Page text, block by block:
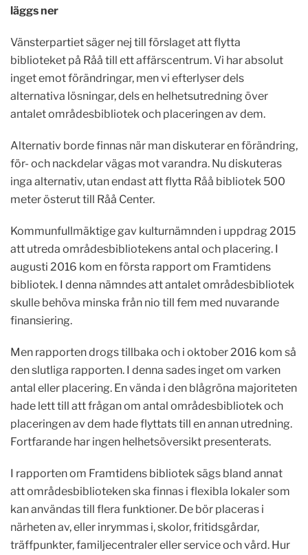
läggs ner
Vänsterpartiet säger nej till förslaget att flytta
biblioteket på Råå till ett affärscentrum. Vi har absolut
inget emot förändringar, men vi efterlyser dels
alternativa lösningar, dels en helhetsutredning över
antalet områdesbibliotek och placeringen av dem.
Alternativ borde finnas när man diskuterar en förändring,
för- och nackdelar vägas mot varandra. Nu diskuteras
inga alternativ, utan endast att flytta Råå bibliotek 500
meter österut till Råå Center.
Kommunfullmäktige gav kulturnämnden i uppdrag 2015
att utreda områdesbibliotekens antal och placering. I
augusti 2016 kom en första rapport om Framtidens
bibliotek. I denna nämndes att antalet områdesbibliotek
skulle behöva minska från nio till fem med nuvarande
finansiering.
Men rapporten drogs tillbaka och i oktober 2016 kom så
den slutliga rapporten. I denna sades inget om varken
antal eller placering. En vända i den blågröna majoriteten
hade lett till att frågan om antal områdesbibliotek och
placeringen av dem hade flyttats till en annan utredning.
Fortfarande har ingen helhetsöversikt presenterats.
I rapporten om Framtidens bibliotek sägs bland annat
att områdesbiblioteken ska finnas i flexibla lokaler som
kan användas till flera funktioner. De bör placeras i
närheten av, eller inrymmas i, skolor, fritidsgårdar,
träffpunkter, familjecentraler eller service och vård. Hur